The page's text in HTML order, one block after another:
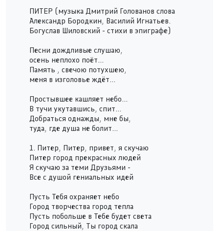
ПИТЕР (музыка Дмитрий Голованов слова
Александр Бородкин, Василий Игнатьев.
Богуслав Шиловский - стихи в эпиграфе)
Песни дождливые слушаю,
осень неплохо поёт...
Память , свечою потухшею,
меня в изголовье ждёт...
Простывшее кашляет небо...
В тучи укутавшись, спит...
Добраться однажды, мне бы,
туда, где душа не болит...
1. Питер, Питер, привет, я скучаю
Питер город прекрасных людей
Я скучаю за теми Друзьями -
Все с душой гениальных идей
Пусть Тебя охраняет небо
Город творчества город тепла
Пусть побольше в Тебе будет света
Город сильный, Ты город скала